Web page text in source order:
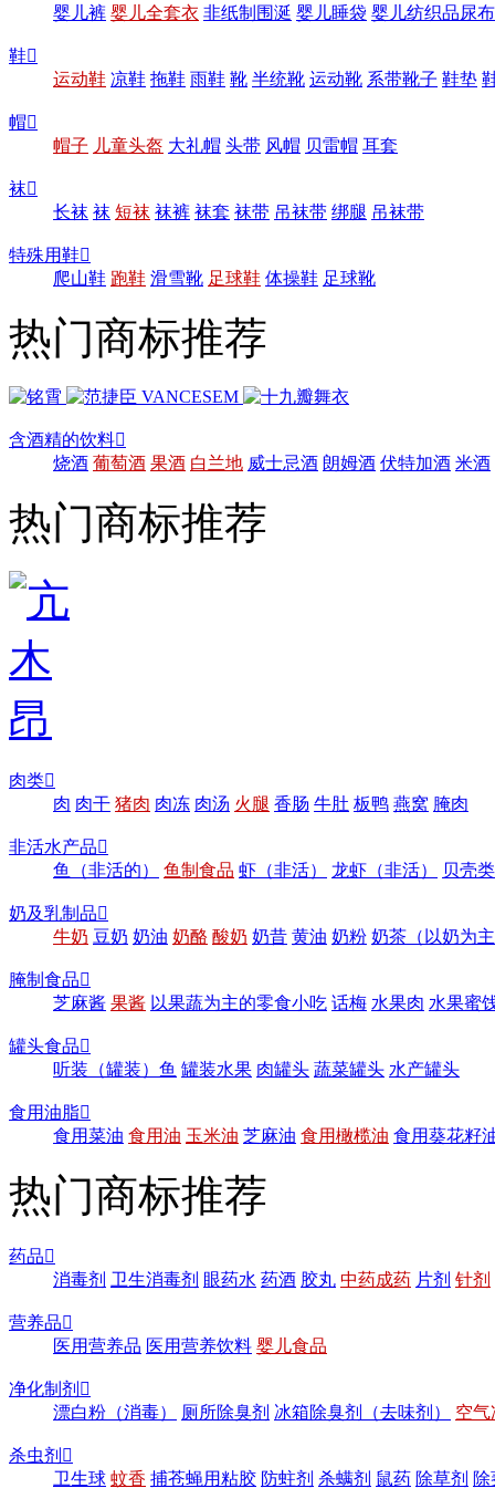
婴儿裤 婴儿全套衣 非纸制围涎 婴儿睡袋 婴儿纺织品尿布
鞋
运动鞋 凉鞋 拖鞋 雨鞋 靴 半统靴 运动靴 系带靴子 鞋垫
帽
帽子 儿童头盔 大礼帽 头带 风帽 贝雷帽 耳套
袜
长袜 袜 短袜 袜裤 袜套 袜带 吊袜带 绑腿 吊袜带
特殊用鞋
爬山鞋 跑鞋 滑雪靴 足球鞋 体操鞋 足球靴
热门商标推荐
含酒精的饮料
烧酒 葡萄酒 果酒 白兰地 威士忌酒 朗姆酒 伏特加酒 米酒
热门商标推荐
肉类
肉 肉干 猪肉 肉冻 肉汤 火腿 香肠 牛肚 板鸭 燕窝 腌肉
非活水产品
鱼（非活的）
鱼制食品 虾（非活） 龙虾（非活） 贝壳
奶及乳制品
牛奶 豆奶 奶油 奶酪 酸奶 奶昔 黄油 奶粉 奶茶（以奶为
腌制食品
芝麻酱 果酱 以果蔬为主的零食小吃 话梅 水果肉 水果蜜
罐头食品
听装（罐装）鱼 罐装水果 肉罐头 蔬菜罐头 水产罐头
食用油脂
食用菜油 食用油 玉米油 芝麻油 食用橄榄油 食用葵花籽
热门商标推荐
药品
消毒剂 卫生消毒剂 眼药水 药酒 胶丸 中药成药 片剂 针剂
营养品
医用营养品 医用营养饮料 婴儿食品
净化制剂 
漂白粉（消毒）
厕所除臭剂 冰箱除臭剂（去味剂） 空气
杀虫剂 
卫生球 蚊香 捕苍蝇用粘胶 防蛀剂 杀螨剂 鼠药 除草剂